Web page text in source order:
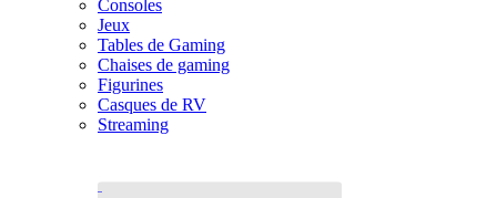
Consoles
Jeux
Tables de Gaming
Chaises de gaming
Figurines
Casques de RV
Streaming